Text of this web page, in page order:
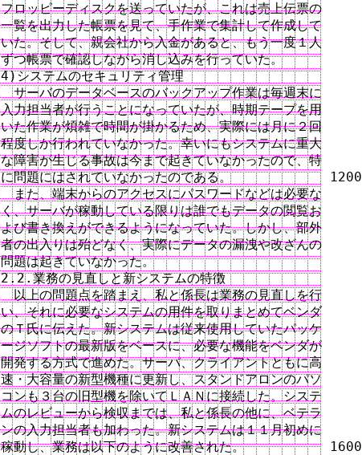
フロッピーディスクを送っていたが、これは売上伝票の
一覧を出力した帳票を見て、手作業で集計して作成して
いた。そして、親会社から入金があると、もう一度１人
ずつ帳票で確認しながら消し込みを行っていた。
4)システムのセキュリティ管理
サーバのデータベースのバックアップ作業は毎週末に
入力担当者が行うことになっていたが、時期テープを用
いた作業が煩雑で時間が掛かるため、実際には月に２回
程度しか行われていなかった。幸いにもシステムに重大
な障害が生じる事故は今まで起きていなかったので、特
に問題にはされていなかったのである。　　　　　　　 1200
また、端末からのアクセスにパスワードなどは必要な
く、サーバが稼動している限りは誰でもデータの閲覧お
よび書き換えができるようになっていた。しかし、部外
者の出入りは殆どなく、実際にデータの漏洩や改ざんの
問題は起きていなかった。
2.2.業務の見直しと新システムの特徴
以上の問題点を踏まえ、私と係長は業務の見直しを行
い、それに必要なシステムの用件を取りまとめてベンダ
のＴ氏に伝えた。新システムは従来使用していたパッケ
ージソフトの最新版をベースに、必要な機能をベンダが
開発する方式で進めた。サーバ、クライアントともに高
速・大容量の新型機種に更新し、スタンドアロンのパソ
コンも３台の旧型機を除いてＬＡＮに接続した。システ
ムのレビューから検収までは、私と係長の他に、ベテラ
ンの入力担当者も加わった。新システムは１１月初めに
稼動し、業務は以下のように改善された。　　　　　　 1600